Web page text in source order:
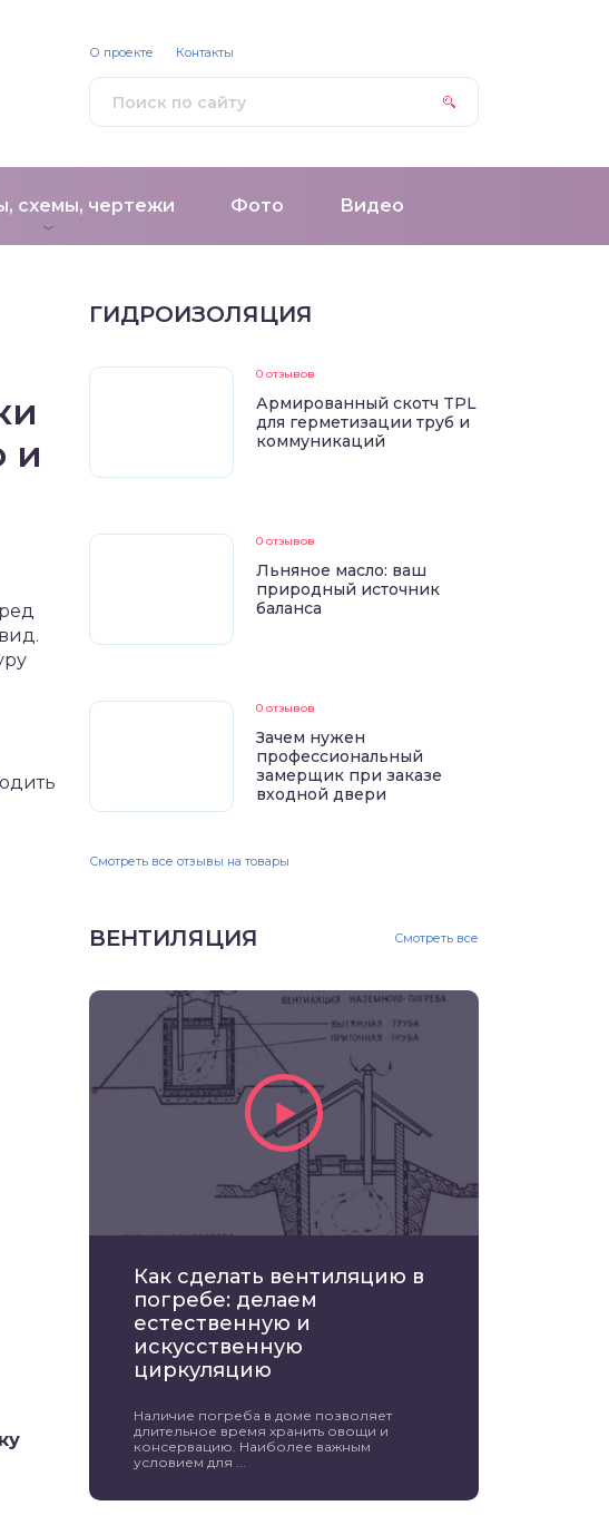
схемы, чертежи Фото Видео
О проекте Контакты
и
ГИДРОИЗОЛЯЦИЯ
0 отзывов
Армированный скотч TPL
для герметизации труб и
коммуникаций
0 отзывов
Льняное масло: ваш
природный источник
баланса
0 отзывов
Зачем нужен
профессиональный
замерщик при заказе
входной двери
Смотреть все отзывы на товары
ВЕНТИЛЯЦИЯ Смотреть все
Как сделать вентиляцию в
погребе: делаем
естественную и
искусственную
циркуляцию
Наличие погреба в доме позволяет
длительное время хранить овощи и
консервацию. Наиболее важным
условием для ...